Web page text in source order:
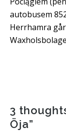
autobusem
Herrhamra
3
Öja”